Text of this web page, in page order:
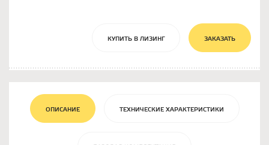
КУПИТЬ В ЛИЗИНГ ЗАКАЗАТЬ
ОПИСАНИЕ ТЕХНИЧЕСКИЕ ХАРАКТЕРИСТИКИ